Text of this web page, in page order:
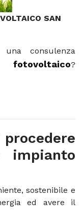
SAN
consulenza
fotovoltaico?
impianto
sostenibile e
ed avere il